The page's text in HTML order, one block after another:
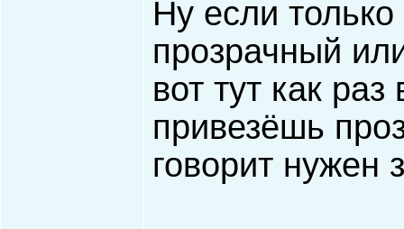
Ну если
прозрачный
вот тут как
привезёшь
говорит нужен